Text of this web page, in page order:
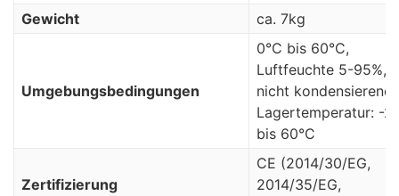
Gewicht
ca. 7kg
Umgebungsbedingungen
0°C bis 60°C,
Luftfeuchte 5-95%,
nicht kondensierend
Lagertemperatur: -
bis 60°C
Zertifizierung
CE (2014/30/EG,
2014/35/EG,